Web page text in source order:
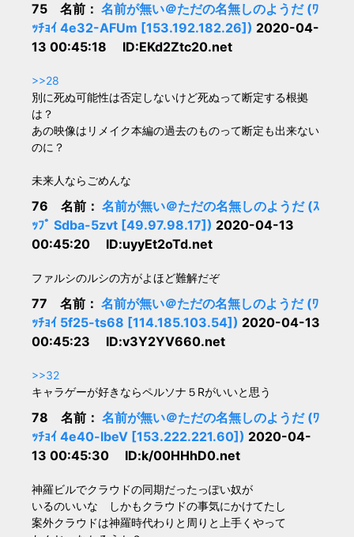
75 名前： 名前が無い＠ただの名無しのようだ (ﾜ
ｯﾁｮｲ 4e32-AFUm [153.192.182.26]) 2020-04-
13 00:45:18 ID:EKd2Ztc20.net
>>28
別に死ぬ可能性は否定しないけど死ぬって断定する根拠
は？
あの映像はリメイク本編の過去のものって断定も出来ない
のに？
未来人ならごめんな
76 名前： 名前が無い＠ただの名無しのようだ (ｽ
ｯﾌﾟ Sdba-5zvt [49.97.98.17]) 2020-04-13
00:45:20 ID:uyyEt2oTd.net
ファルシのルシの方がよほど難解だぞ
77 名前： 名前が無い＠ただの名無しのようだ (ﾜ
ｯﾁｮｲ 5f25-ts68 [114.185.103.54]) 2020-04-13
00:45:23 ID:v3Y2YV660.net
>>32
キャラゲーが好きならペルソナ５Rがいいと思う
78 名前： 名前が無い＠ただの名無しのようだ (ﾜ
ｯﾁｮｲ 4e40-lbeV [153.222.221.60]) 2020-04-
13 00:45:30 ID:k/00HHhD0.net
神羅ビルでクラウドの同期だったっぽい奴が
いるのいいな しかもクラウドの事気にかけてたし
案外クラウドは神羅時代わりと周りと上手くやって